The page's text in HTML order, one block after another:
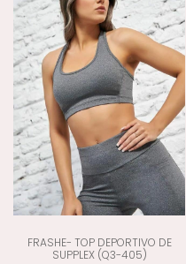
FRASHE- TOP DEPORTIVO DE
SUPPLEX (Q3-405)